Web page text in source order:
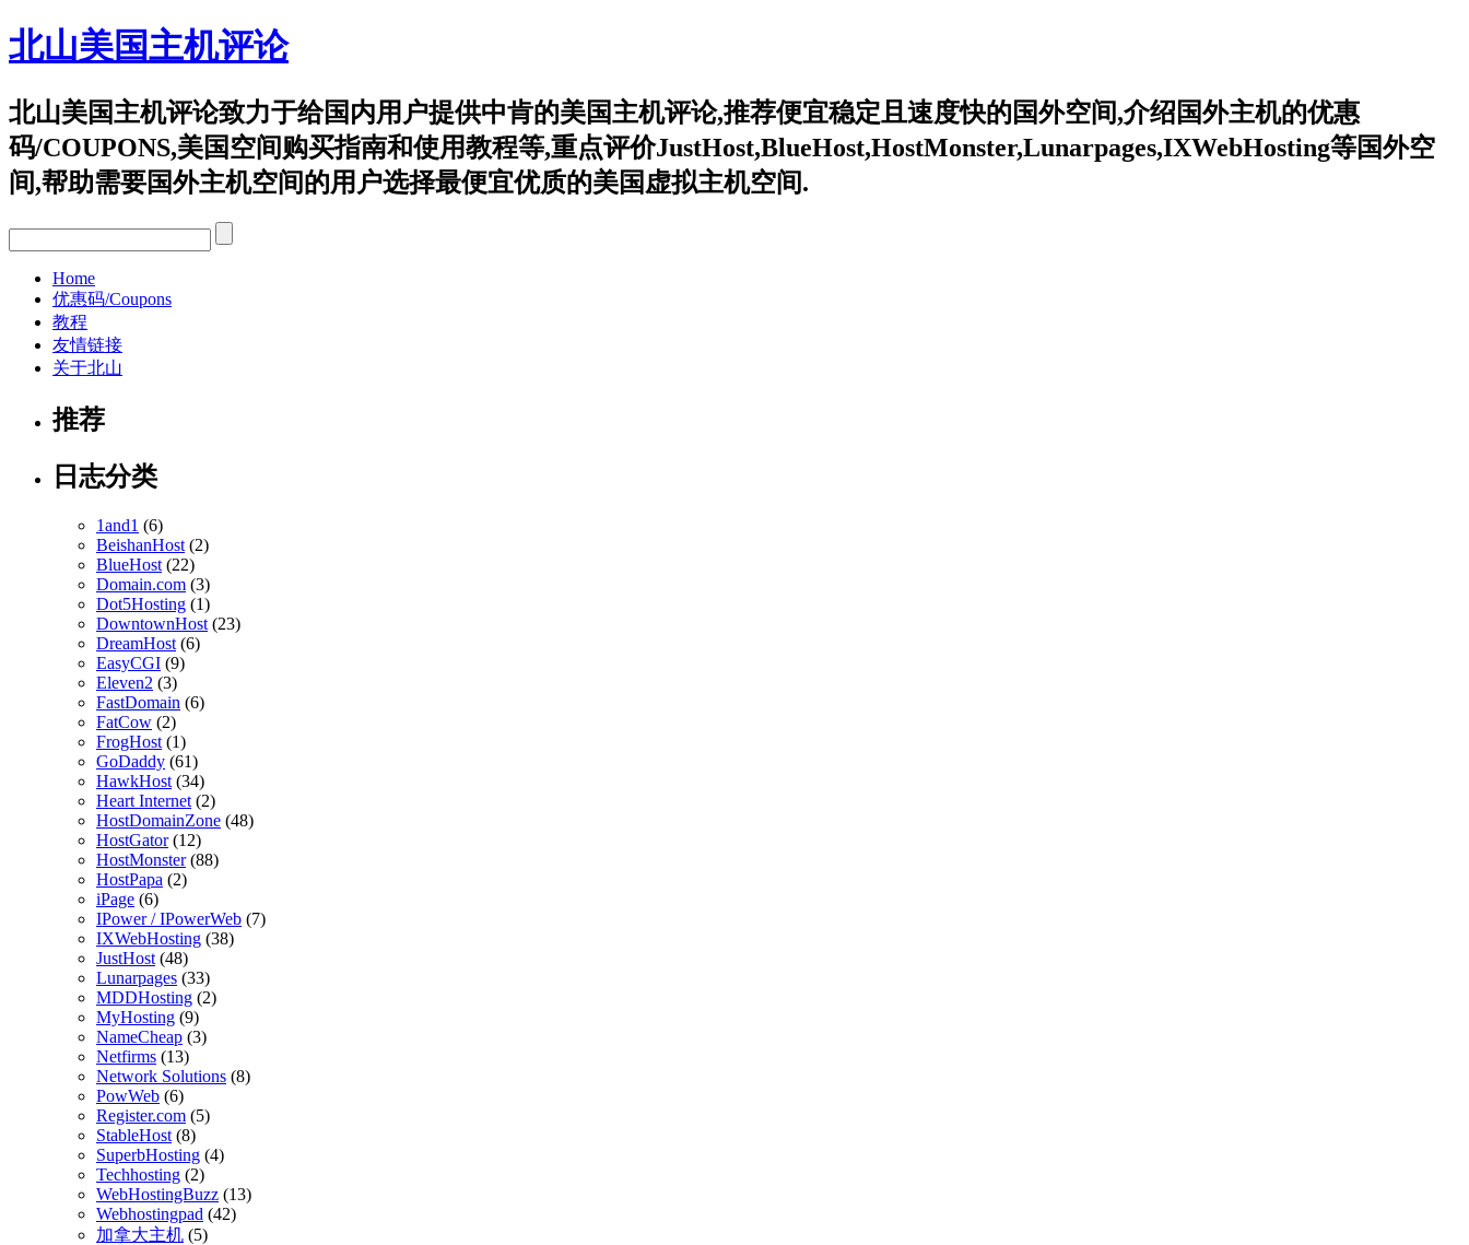
北山美国主机评论
北山美国主机评论致力于给国内用户提供中肯的美国主机评论,推荐便宜稳定且速度快的国外空间,介绍国外主机的优惠
码/COUPONS,美国空间购买指南和使用教程等,重点评价JustHost,BlueHost,HostMonster,Lunarpages,IXWebHosting等国外空
间,帮助需要国外主机空间的用户选择最便宜优质的美国虚拟主机空间.
Home
优惠码/Coupons
教程
友情链接
关于北山
推荐
日志分类
1and1 (6)
BeishanHost (2)
BlueHost (22)
Domain.com (3)
Dot5Hosting (1)
DowntownHost (23)
DreamHost (6)
EasyCGI (9)
Eleven2 (3)
FastDomain (6)
FatCow (2)
FrogHost (1)
GoDaddy (61)
HawkHost (34)
Heart Internet (2)
HostDomainZone (48)
HostGator(12)
HostMonster(88)
HostPapa (2)
iPage (6)
IPower / IPowerWeb (7)
IXWebHosting (38)
JustHost (48)
Lunarpages (33)
MDDHosting (2)
MyHosting (9)
NameCheap (3)
Netfirms (13)
Network Solutions (8)
PowWeb (6)
Register.com (5)
StableHost (8)
SuperbHosting (4)
Techhosting (2)
WebHostingBuzz (13)
Webhostingpad (42)
加拿大主机 (5)